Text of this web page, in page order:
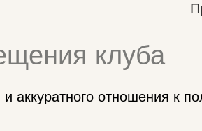
клуба
аккуратного отношения к